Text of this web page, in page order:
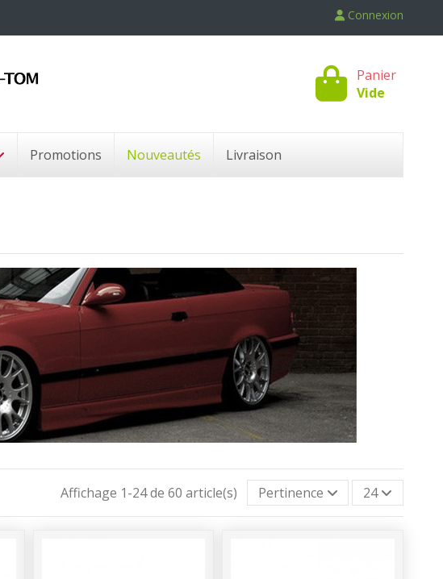
Connexion
Panier
Vide
Promotions Nouveautés Livraison
Affichage 1-24 de 60 article(s) Pertinence 24